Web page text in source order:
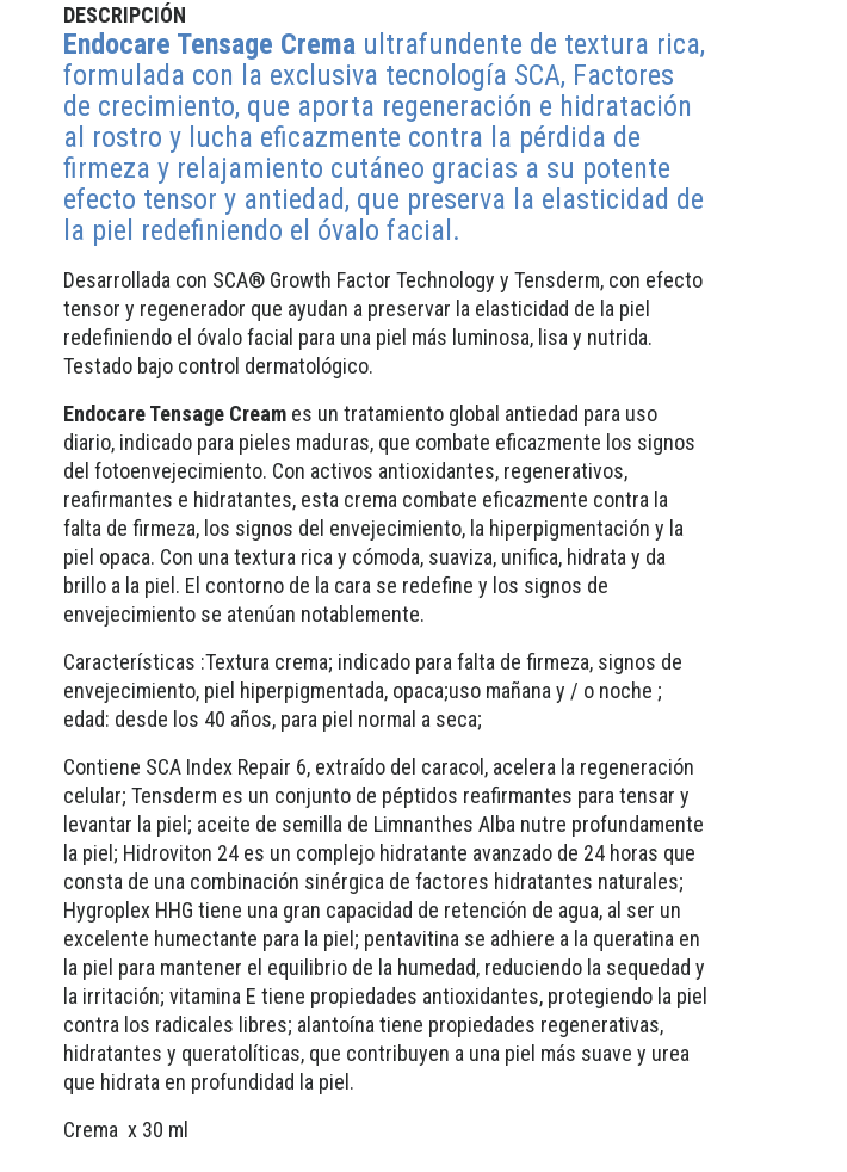
DESCRIPCIÓN
Endocare Tensage Crema ultrafundente de textura rica,
formulada con la exclusiva tecnología SCA, Factores
de crecimiento, que aporta regeneración e hidratación
al rostro y lucha eficazmente contra la pérdida de
firmeza y relajamiento cutáneo gracias a su potente
efecto tensor y antiedad, que preserva la elasticidad de
la piel redefiniendo el óvalo facial.
Desarrollada con SCA® Growth Factor Technology y Tensderm, con efecto
tensor y regenerador que ayudan a preservar la elasticidad de la piel
redefiniendo el óvalo facial para una piel más luminosa, lisa y nutrida.
Testado bajo control dermatológico.
Endocare Tensage Cream es un tratamiento global antiedad para uso
diario, indicado para pieles maduras, que combate eficazmente los signos
del fotoenvejecimiento. Con activos antioxidantes, regenerativos,
reafirmantes e hidratantes, esta crema combate eficazmente contra la
falta de firmeza, los signos del envejecimiento, la hiperpigmentación y la
piel opaca. Con una textura rica y cómoda, suaviza, unifica, hidrata y da
brillo a la piel. El contorno de la cara se redefine y los signos de
envejecimiento se atenúan notablemente.
Características :Textura crema; indicado para falta de firmeza, signos de
envejecimiento, piel hiperpigmentada, opaca;uso mañana y / o noche ;
edad: desde los 40 años, para piel normal a seca;
Contiene SCA Index Repair 6, extraído del caracol, acelera la regeneración
celular; Tensderm es un conjunto de péptidos reafirmantes para tensar y
levantar la piel; aceite de semilla de Limnanthes Alba nutre profundamente
la piel; Hidroviton 24 es un complejo hidratante avanzado de 24 horas que
consta de una combinación sinérgica de factores hidratantes naturales;
Hygroplex HHG tiene una gran capacidad de retención de agua, al ser un
excelente humectante para la piel; pentavitina se adhiere a la queratina en
la piel para mantener el equilibrio de la humedad, reduciendo la sequedad y
la irritación; vitamina E tiene propiedades antioxidantes, protegiendo la piel
contra los radicales libres; alantoína tiene propiedades regenerativas,
hidratantes y queratolíticas, que contribuyen a una piel más suave y urea
que hidrata en profundidad la piel.
Crema x 30 ml